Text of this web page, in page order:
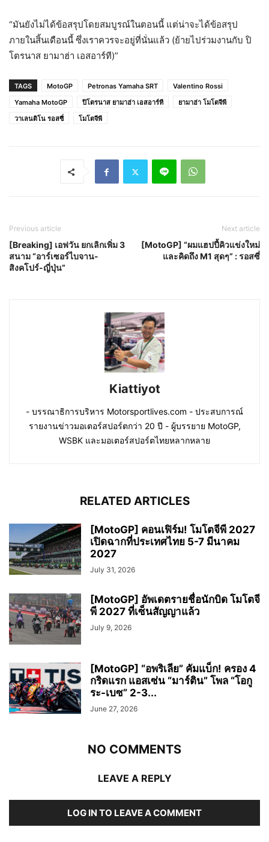
“มันยังไม่ได้ข้อสรุปโดยสมบูรณ์ในตอนนี้ แต่น่าจะได้ข้อสรุป
ภายในสิ้นเดือนนี้ ซึ่งเราควรจะอยู่ที่นั่นแล้ว (ย้ายไปร่วมงานกับ ปิ
โตรนาส ยามาฮ่า เอสอาร์ที)”
TAGS MotoGP Petronas Yamaha SRT
Valentino Rossi
Yamaha MotoGP
ปิโตรนาส ยามาฮ่า เอสอาร์ที
ยามาฮ่า โมโตจีพี
วาเลนติโน รอสซี่
โมโตจีพี
Previous article
[Breaking] เอฟวัน ยกเลิกเพิ่ม 3
สนาม “อาร์เซอร์ไบจาน-
สิงคโปร์-ญี่ปุ่น”
Next article
[MotoGP] “ผมแฮปปี้คิวแข่งใหม่
และคิดถึง M1 สุดๆ” : รอสซี่
Kiattiyot
- บรรณาธิการบริหาร Motorsportlives.com - ประสบการณ์
รายงานข่าวมอเตอร์สปอร์ตกว่า 20 ปี - ผู้บรรยาย MotoGP,
WSBK และมอเตอร์สปอร์ตไทยหลากหลาย
RELATED ARTICLES
[MotoGP] คอนเฟิร์ม! โมโตจีพี 2027
เปิดฉากที่ประเทศไทย 5-7 มีนาคม
2027
July 31, 2026
[MotoGP] อัพเดตรายชื่อนักบิด โมโตจี
พี 2027 ที่เซ็นสัญญาแล้ว
July 9, 2026
[MotoGP] “อพริเลีย” คัมแบ็ก! ครอง 4
กริดแรก แอสเซ่น “มาร์ติน” โพล “โอกู
ระ-เบซ” 2-3...
June 27, 2026
NO COMMENTS
LEAVE A REPLY
LOG IN TO LEAVE A COMMENT